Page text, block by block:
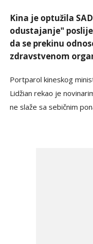
Kina je optužila
odustajanje"
da se prekinu
zdravstvenom
Portparol kineskog
Lidžian rekao je
ne slaže sa sebičnim